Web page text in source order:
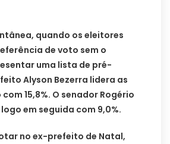
quando os eleitores
de voto sem o
uma lista de pré-
Alyson Bezerra lidera as
15,8%. O senador Rogério
em seguida com 9,0%.
no ex-prefeito de Natal,